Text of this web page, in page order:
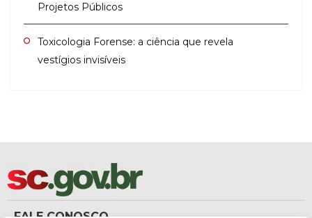
Projetos Públicos
Toxicologia Forense: a ciência que revela
vestígios invisíveis